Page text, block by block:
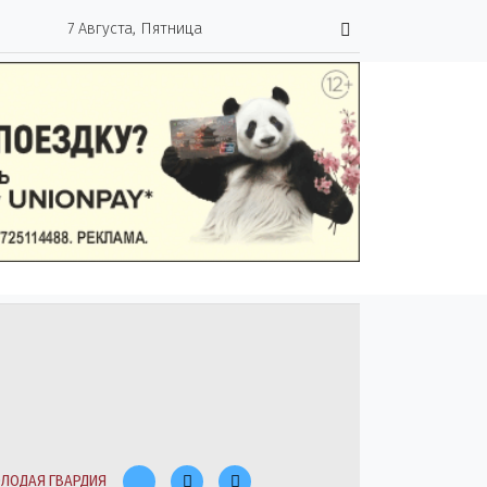
7 Августа, Пятница
ГВАРДИЯ